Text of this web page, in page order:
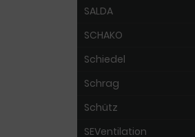
SALDA
SCHAKO
Schiedel
Schrag
Schütz
SEVentilation